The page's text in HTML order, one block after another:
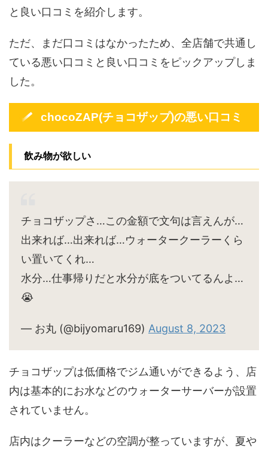
と良い口コミを紹介します。
ただ、まだ口コミはなかったため、全店舗で共通し
ている悪い口コミと良い口コミをピックアップしま
した。
chocoZAP(チョコザップ)の悪い口コミ
飲み物が欲しい
チョコザップさ…この金額で文句は言えんが…
出来れば…出来れば…ウォータークーラーくら
い置いてくれ…
水分…仕事帰りだと水分が底をついてるんよ…
😭
— お丸 (@bijyomaru169) August 8, 2023
チョコザップは低価格でジム通いができるよう、店
内は基本的にお水などのウォーターサーバーが設置
されていません。
店内はクーラーなどの空調が整っていますが、夏や